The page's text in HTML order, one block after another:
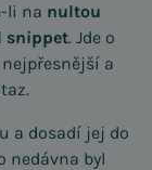
li na nultou
snippet. Jde o
a
a dosadí jej do
nedávna byl